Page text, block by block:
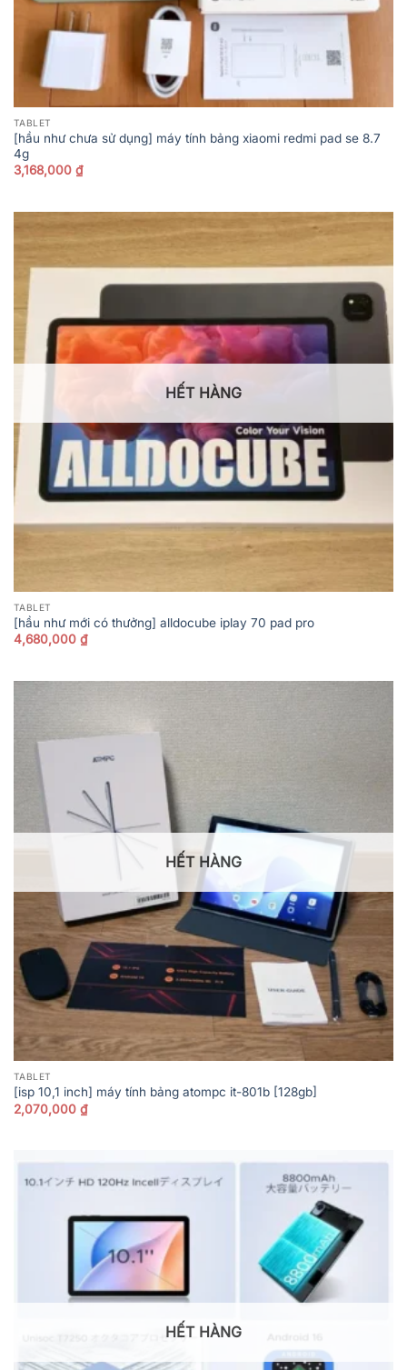
TABLET
[hầu như chưa sử dụng] máy tính bảng xiaomi redmi pad se 8.7
4g
3,168,000 ₫
HẾT HÀNG
TABLET
[hầu như mới có thưởng] alldocube iplay 70 pad pro
4,680,000 ₫
HẾT HÀNG
TABLET
[isp 10,1 inch] máy tính bảng atompc it-801b [128gb]
2,070,000 ₫
HẾT HÀNG